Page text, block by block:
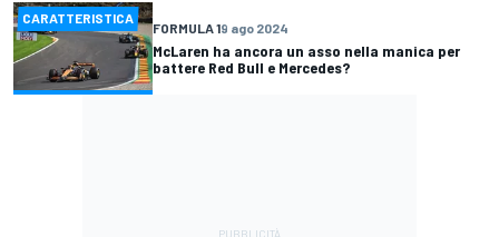
CARATTERISTICA
FORMULA 19 ago 2024
McLaren ha ancora un asso nella manica per
battere Red Bull e Mercedes?